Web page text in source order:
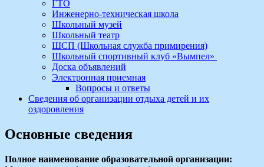
ГТО
Инженерно-техническая школа
Школьный музей
Школьный театр
ШСП (Школьная служба примирения)
Школьный спортивный клуб «Вымпел»
Доска объявлений
Электронная приемная
Вопросы и ответы
Сведения об организации отдыха детей и их
оздоровления
Основные сведения
Полное наименование образовательной организации: